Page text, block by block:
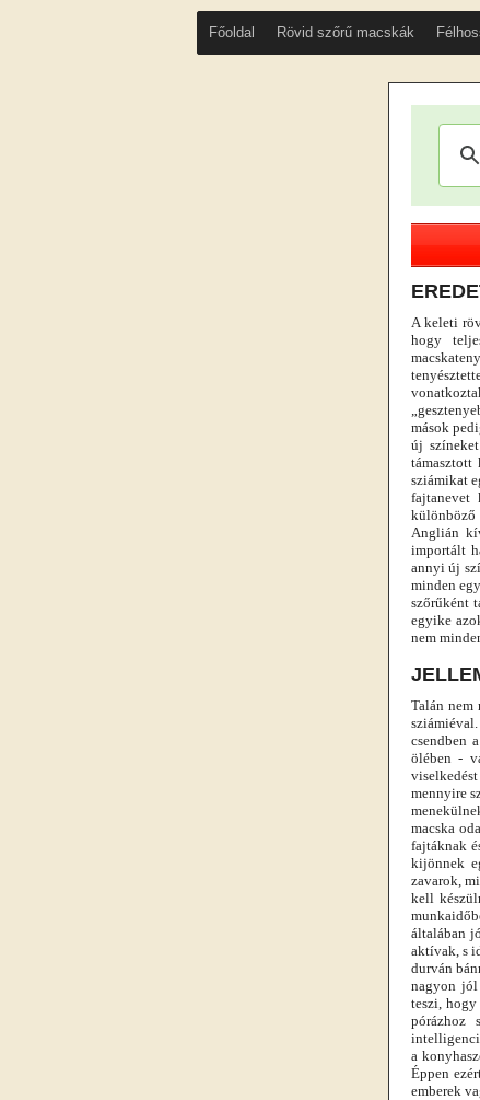
Főoldal Rövid szőrű macskák
A keleti
hogy
mások
új
támasztott
sziámikat
Anglián
importált
annyi új
minden
szőrűként
egyike
nem
Talán nem
csendben
ölében -
mennyire
macska
fajtáknak
kijönnek
zavarok,
kell
általában
aktívak, s
durván
nagyon jól
teszi,
pórázhoz
a
Éppen
emberek